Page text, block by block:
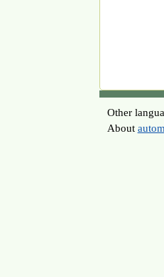
Other
About